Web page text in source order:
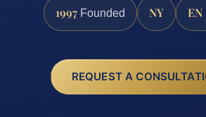
1997 Founded NY EN
REQUEST A